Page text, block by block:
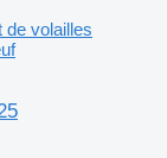
de volailles